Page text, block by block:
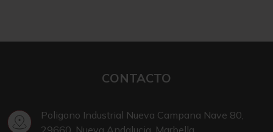
CONTACTO
Poligono Industrial Nueva Campana Nave 80,